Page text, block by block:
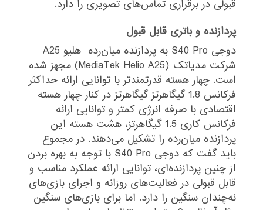
قبولی در برقراری تماس‌های تصویری را دارد.
پردازنده و باتری قابل قبول
دوجی S40 Pro به پردازنده میان‌رده هلیو A25
شرکت مدیاتک (MediaTek Helio A25) مجهز شده
است. چهار هسته قدرتمند‌تر با توانایی ارائه حداکثر
فرکانس 1.8 گیگاهرتز گیگاهرتز در کنار چهار هسته
اقتصادی با صرفه انرژی کمتر و توانایی ارائه
فرکانس کاری 1.5 گیگاهرتز، هشت هسته این
پردازنده میان‌رده را تشکیل می‌دهند. در مجموع
باید گفت که دوجی S40 Pro با توجه به بهره بردن
از چنین پردازنده‌ای، توانایی ارائه عملکرد مناسب و
قابل قبولی در فعالیت‌های روزانه و اجرای بازی‌های
نه‌چندان سنگین را دارد. اما برای بازی‌های سنگین